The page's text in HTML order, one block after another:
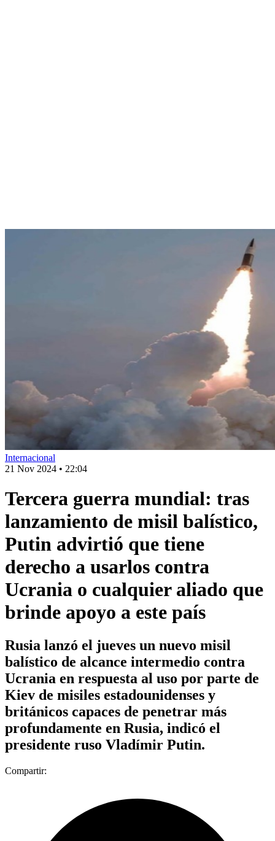
Internacional
21 Nov 2024 • 22:04
Tercera guerra mundial: tras
lanzamiento de misil balístico,
Putin advirtió que tiene
derecho a usarlos contra
Ucrania o cualquier aliado que
brinde apoyo a este país
Rusia lanzó el jueves un nuevo misil
balístico de alcance intermedio contra
Ucrania en respuesta al uso por parte de
Kiev de misiles estadounidenses y
británicos capaces de penetrar más
profundamente en Rusia, indicó el
presidente ruso Vladímir Putin.
Compartir: